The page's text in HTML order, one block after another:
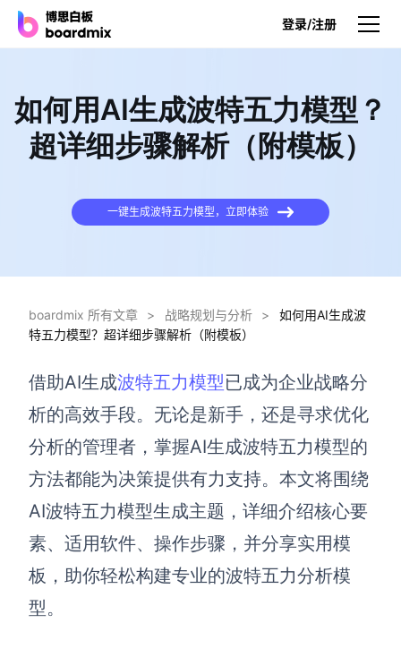
登录/注册
产品
博思白板
博思白板SDK
博思白板离线版
博思设计
一体化产品设计工具
博思AIPPT
AI生成PPT，支持在线编辑
资源与下载
向团队介绍
如何用AI生成波特五力模型？
超详细步骤解析（附模板）
一键生成波特五力模型，立即体验
boardmix 所有文章 > 战略规划与分析 >
如何用AI生成波
特五力模型？超详细步骤解析（附模板）
借助AI生成波特五力模型已成为企业战略分
析的高效手段。无论是新手，还是寻求优化
分析的管理者，掌握AI生成波特五力模型的
方法都能为决策提供有力支持。本文将围绕
AI波特五力模型生成主题，详细介绍核心要
素、适用软件、操作步骤，并分享实用模
板，助你轻松构建专业的波特五力分析模
型。